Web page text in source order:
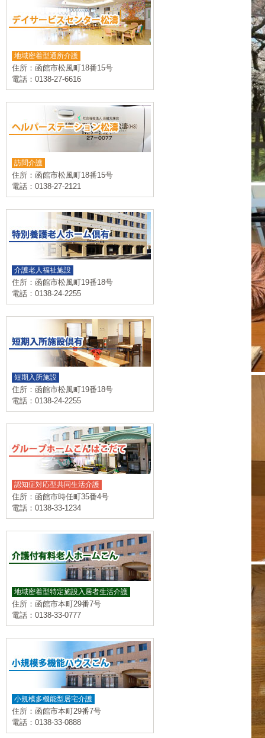
地域密着型通所介護
住所：函館市松風町18番15号
電話：0138-27-6616
訪問介護
住所：函館市松風町18番15号
電話：0138-27-2121
介護老人福祉施設
住所：函館市松風町19番18号
電話：0138-24-2255
短期入所施設
住所：函館市松風町19番18号
電話：0138-24-2255
認知症対応型共同生活介護
住所：函館市時任町35番4号
電話：0138-33-1234
地域密着型特定施設入居者生活介護
住所：函館市本町29番7号
電話：0138-33-0777
小規模多機能型居宅介護
住所：函館市本町29番7号
電話：0138-33-0888